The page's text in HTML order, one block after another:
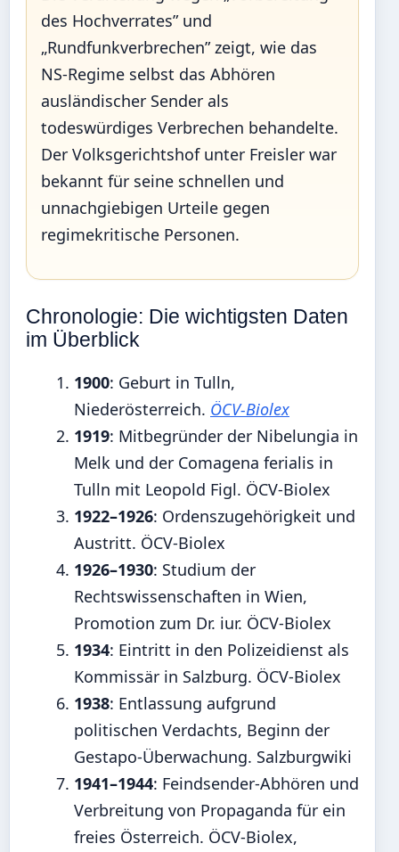
des Hochverrates” und
„Rundfunkverbrechen” zeigt, wie das
NS-Regime selbst das Abhören
ausländischer Sender als
todeswürdiges Verbrechen behandelte.
Der Volksgerichtshof unter Freisler war
bekannt für seine schnellen und
unnachgiebigen Urteile gegen
regimekritische Personen.
Chronologie: Die wichtigsten Daten
im Überblick
1900: Geburt in Tulln,
Niederösterreich. ÖCV-Biolex
1919: Mitbegründer der Nibelungia in
Melk und der Comagena ferialis in
Tulln mit Leopold Figl. ÖCV-Biolex
1922–1926: Ordenszugehörigkeit und
Austritt. ÖCV-Biolex
1926–1930: Studium der
Rechtswissenschaften in Wien,
Promotion zum Dr. iur. ÖCV-Biolex
1934: Eintritt in den Polizeidienst als
Kommissär in Salzburg. ÖCV-Biolex
1938: Entlassung aufgrund
politischen Verdachts, Beginn der
Gestapo-Überwachung. Salzburgwiki
1941–1944: Feindsender-Abhören und
Verbreitung von Propaganda für ein
freies Österreich. ÖCV-Biolex,